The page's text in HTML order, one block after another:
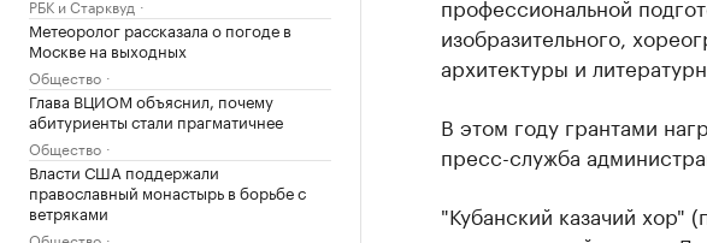
РБК и Старквуд
Метеоролог рассказала о погоде в
Москве на выходных
Общество
Глава ВЦИОМ объяснил, почему
абитуриенты стали прагматичнее
Общество
Власти США поддержали
православный монастырь в борьбе с
ветряками
изобразительного,
архитектуры и
В этом году грантами
пресс-служба
"Кубанский казачий хор"